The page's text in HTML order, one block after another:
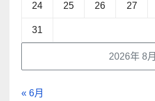
2026年 8月
24 25 26 27
31
« 6月